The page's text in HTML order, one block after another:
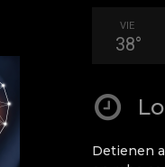
VIE
38°
Detienen